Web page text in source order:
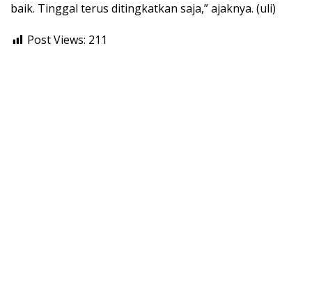
baik. Tinggal terus ditingkatkan saja,” ajaknya. (uli)
Post Views: 211